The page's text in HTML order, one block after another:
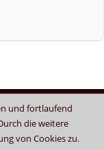
und fortlaufend
die weitere
von Cookies zu.